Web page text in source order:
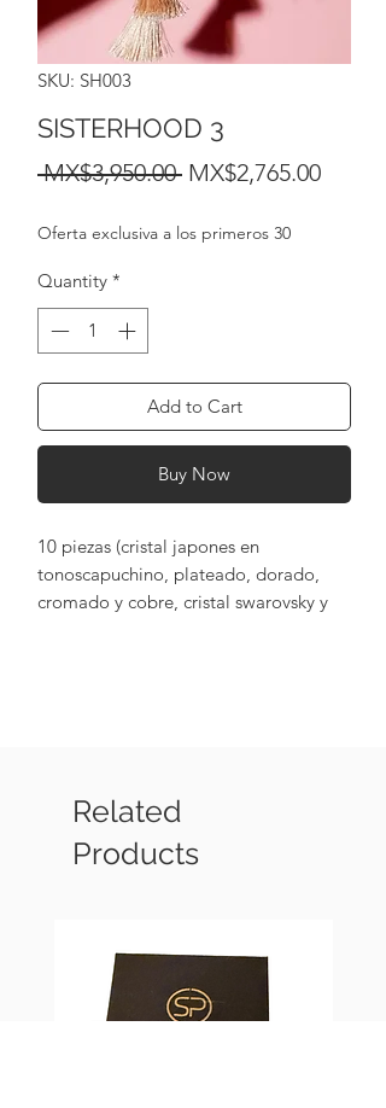
SKU: SH003
SISTERHOOD 3
MX$3,950.00 Regular
MX$2,765.00Sale
Oferta exclusiva a los primeros 30
Quantity *
Add to Cart
Buy Now
10 piezas (cristal japones en
tonoscapuchino, plateado, dorado,
cromado y cobre, cristal swarovsky y
Related
Products